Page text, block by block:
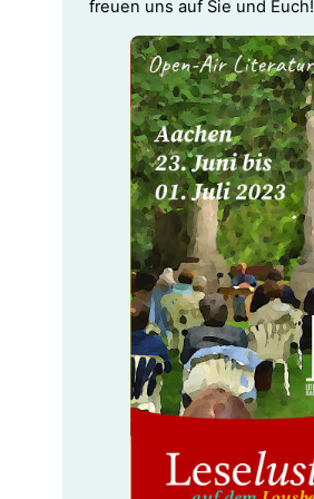
freuen uns auf Sie und Euch!